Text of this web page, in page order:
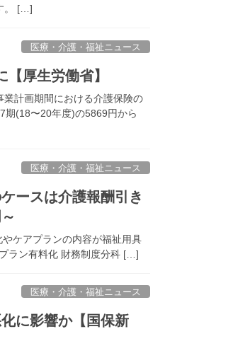
。 […]
医療・介護・福祉ニュース
厚生労働省】
計画期間における介護保険の
期(18〜20年度)の5869円から
医療・介護・福祉ニュース
ースは介護報酬引き
ケアプランの内容が福祉用具
ラン有料化 財務制度分科 […]
医療・介護・福祉ニュース
に影響か【国保新